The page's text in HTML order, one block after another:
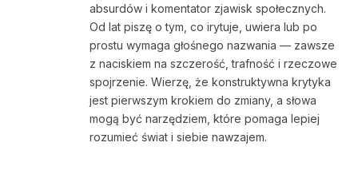
absurdów i komentator zjawisk społecznych.
Od lat piszę o tym, co irytuje, uwiera lub po
prostu wymaga głośnego nazwania — zawsze
z naciskiem na szczerość, trafność i rzeczowe
spojrzenie. Wierzę, że konstruktywna krytyka
jest pierwszym krokiem do zmiany, a słowa
mogą być narzędziem, które pomaga lepiej
rozumieć świat i siebie nawzajem.